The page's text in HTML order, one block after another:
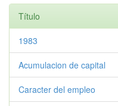
Título
1983
Acumulacion de capital
Caracter del empleo